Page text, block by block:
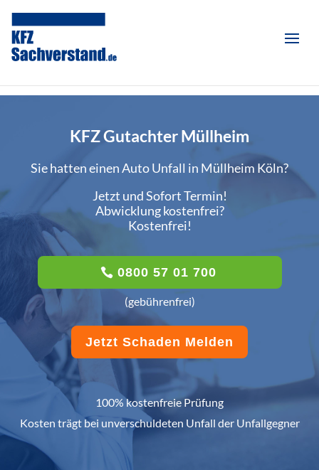
KFZ Gutachter Müllheim
Sie hatten einen Auto Unfall in Müllheim Köln?
Jetzt und Sofort Termin!
Abwicklung kostenfrei?
Kostenfrei!
0800 57 01 700
(gebührenfrei)
Jetzt Schaden Melden
100% kostenfreie Prüfung
Kosten trägt bei unverschuldeten Unfall der Unfallgegner